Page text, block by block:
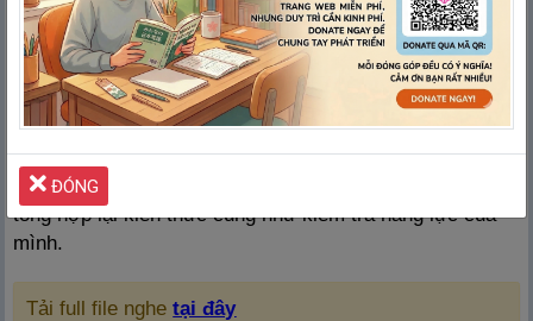
chinh phục chúng. Hiểu được vấn đề đó, nhóm tác giả
đã chú trọng vào việc học đi đôi với hành, làm tăng thêm
giá trị và điểm cộng cho cuốn sách Try! N3 nổi tiếng này
là ở mỗi phần của chương đều có phần “Check” để bạn
kiểm tra, đánh giá lại kiến thức mình đã học được
④
Không chỉ dừng lại ở điểm đó, sách còn có bài
ôn tập まとめの
tổng hợp lại kiến thức cũng như kiểm tra năng lực của
mình.
Tải full file nghetại đây
ĐÓNG